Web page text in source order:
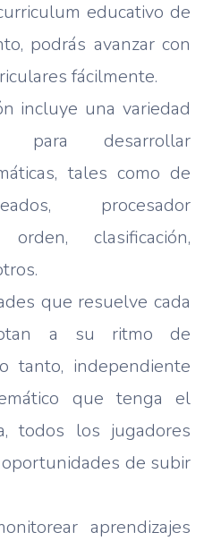
educativo de
podrás avanzar con
fácilmente.
incluye una variedad
para desarrollar
tales como de
procesador
clasificación,
que resuelve cada
a su ritmo de
tanto, independiente
que tenga el
todos los jugadores
de subir
aprendizajes